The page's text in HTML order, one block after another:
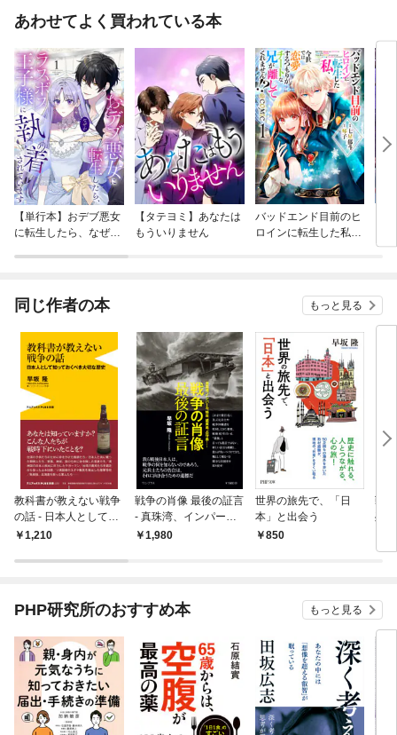
人なのにグレンダイザーを観ていないなんて！」 ●戦争さえなければ観
光立国になれる国 ●第九章 イスラエル─—ゴールデンブックに刻み込ま
人が持ち込んだ料理 ほか ●第十章 サイパン・パラオ─—日本流委任統
治の光芒 ●日本統治時代を懐かしむ島民たち ●バンザイクリフの悲劇は
今も ●パラオ語の中に組み込まれた日本語 ほか ●第十一章 フィリピ
ン─—天使たちの町に残る特攻兵の面影 ●モンテンルパの夜は更けて ●
刑務所内に往時の名残りはなかった ほか ●第十二章 台湾─—なぜ、こ
の地は「美しい島」なのか ●「フォルモサ」と呼ばれた島 ●台北工業が
出場した甲子園の夏 ●零戦パイロットを祀る飛虎将軍廟 ほか ＊本書
は、2018年7月にPHP研究所から刊行された『世界の路地裏を歩いて見つ
けた「憧れのニッポン」』を改題の上、加筆・修正したものです。
あわせてよく買われている本
【単行本】おデブ悪女
に転生したら、なぜか
【タテヨミ】あなたは
もういりません
バッドエンド目前のヒ
ロインに転生した私、
同じ作者の本 もっと見る
教科書が教えない戦争
の話 - 日本人として知
っておくべき大切な歴
1,210
戦争の肖像 最後の証言
- 真珠湾、インパー
ル、特攻、硫黄島、占
1,980
世界の旅先で、「日
本」と出会う
850
戦
残
PHP研究所のおすすめ本 もっと見る